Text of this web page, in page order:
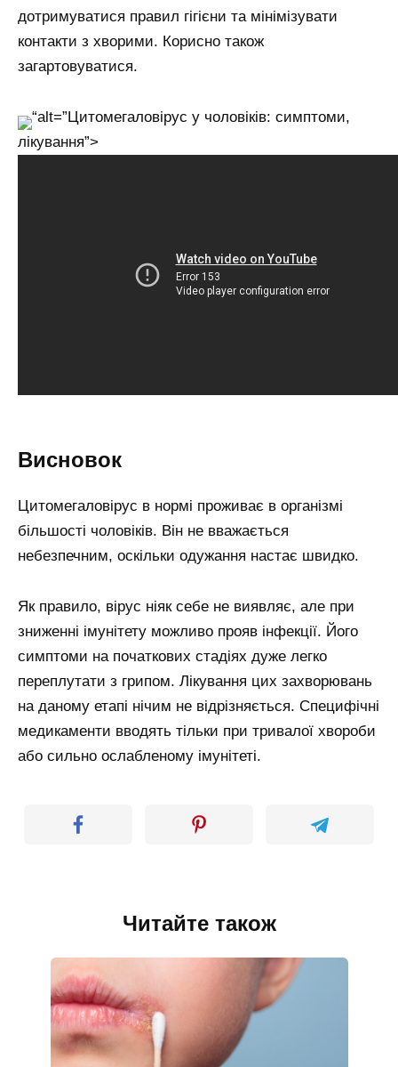
дотримуватися правил гігієни та мінімізувати
контакти з хворими. Корисно також
загартовуватися.
“alt=”Цитомегаловірус у чоловіків: симптоми,
лікування”>
Висновок
Цитомегаловірус в нормі проживає в організмі
більшості чоловіків. Він не вважається
небезпечним, оскільки одужання настає швидко.
Як правило, вірус ніяк себе не виявляє, але при
зниженні імунітету можливо прояв інфекції. Його
симптоми на початкових стадіях дуже легко
переплутати з грипом. Лікування цих захворювань
на даному етапі нічим не відрізняється. Специфічні
медикаменти вводять тільки при тривалої хвороби
або сильно ослабленому імунітеті.
Читайте також